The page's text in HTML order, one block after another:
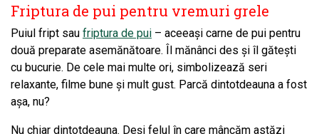
Friptura de pui pentru vremuri grele
Puiul fript sau friptura de pui – aceeași carne de pui pentru
două preparate asemănătoare. Îl mănânci des și îl gătești
cu bucurie. De cele mai multe ori, simbolizează seri
relaxante, filme bune și mult gust. Parcă dintotdeauna a fost
așa, nu?
Nu chiar dintotdeauna. Deși felul în care mâncăm astăzi